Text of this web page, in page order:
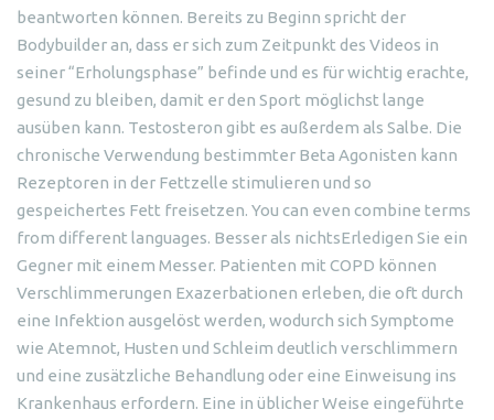
beantworten können. Bereits zu Beginn spricht der
Bodybuilder an, dass er sich zum Zeitpunkt des Videos in
seiner “Erholungsphase” befinde und es für wichtig erachte,
gesund zu bleiben, damit er den Sport möglichst lange
ausüben kann. Testosteron gibt es außerdem als Salbe. Die
chronische Verwendung bestimmter Beta Agonisten kann
Rezeptoren in der Fettzelle stimulieren und so
gespeichertes Fett freisetzen. You can even combine terms
from different languages. Besser als nichtsErledigen Sie ein
Gegner mit einem Messer. Patienten mit COPD können
Verschlimmerungen Exazerbationen erleben, die oft durch
eine Infektion ausgelöst werden, wodurch sich Symptome
wie Atemnot, Husten und Schleim deutlich verschlimmern
und eine zusätzliche Behandlung oder eine Einweisung ins
Krankenhaus erfordern. Eine in üblicher Weise eingeführte